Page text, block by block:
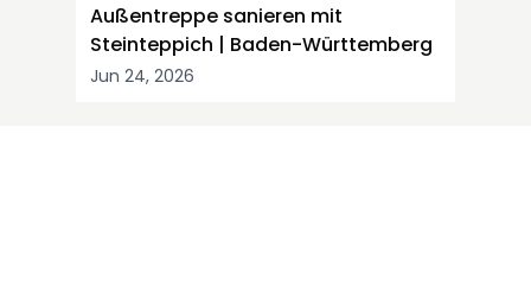
Außentreppe sanieren mit
Steinteppich | Baden-Württemberg
Jun 24, 2026